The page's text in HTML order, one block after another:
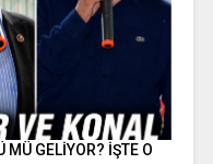
MÜ GELİYOR? İŞTE O